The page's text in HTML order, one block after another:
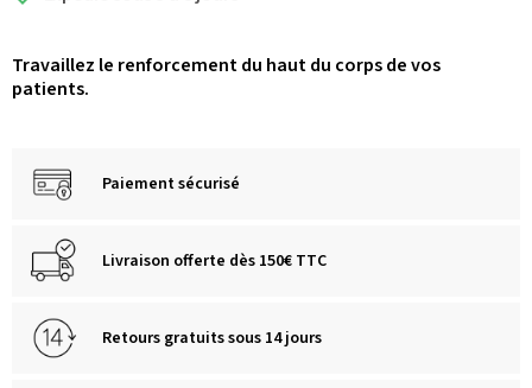
Travaillez le renforcement du haut du corps de vos
patients.
Paiement sécurisé
Livraison offerte dès 150€ TTC
Retours gratuits sous 14 jours